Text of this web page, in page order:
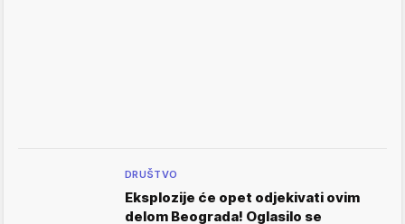
DRUŠTVO
Eksplozije će opet odjekivati ovim
delom Beograda! Oglasilo se